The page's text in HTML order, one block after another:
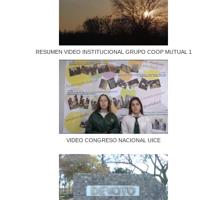
RESUMEN VIDEO INSTITUCIONAL GRUPO COOP MUTUAL 1
VIDEO CONGRESO NACIONAL UICE